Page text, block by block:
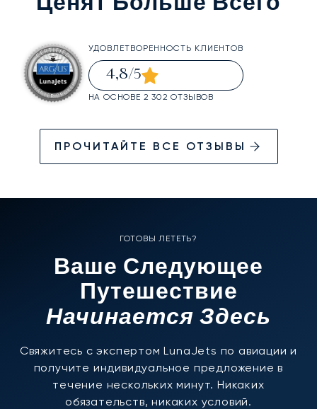
Ценят Больше Всего
УДОВЛЕТВОРЕННОСТЬ КЛИЕНТОВ
4,8/5
НА ОСНОВЕ 2 302 ОТЗЫВОВ
ПРОЧИТАЙТЕ ВСЕ ОТЗЫВЫ
ГОТОВЫ ЛЕТЕТЬ?
Ваше Следующее
Путешествие
Начинается Здесь
Свяжитесь с экспертом LunaJets по авиации и
получите индивидуальное предложение в
течение нескольких минут. Никаких
обязательств, никаких условий.